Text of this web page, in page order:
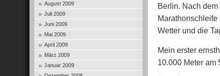
August 2009
Juli 2009
Juni 2009
Mai 2009
April 2009
März 2009
Januar 2009
Berlin. Nach
Wetter und die
Mein erster
10.000 Meter am